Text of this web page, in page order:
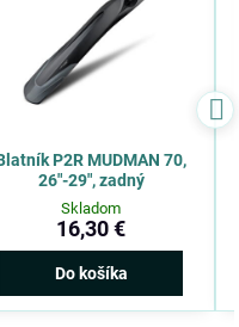
P2R MUDMAN 70,
26″-29″, zadný
Skladom
16,30 €
Do košíka